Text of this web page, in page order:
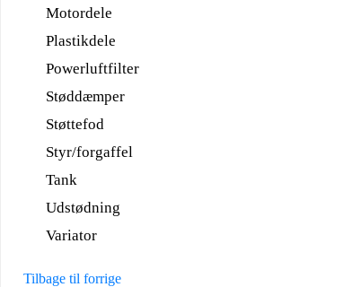
Motordele
Plastikdele
Powerluftfilter
Støddæmper
Støttefod
Styr/forgaffel
Tank
Udstødning
Variator
Tilbage til forrige